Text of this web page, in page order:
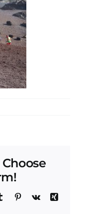
TumblrPinterest
Vk
Xing